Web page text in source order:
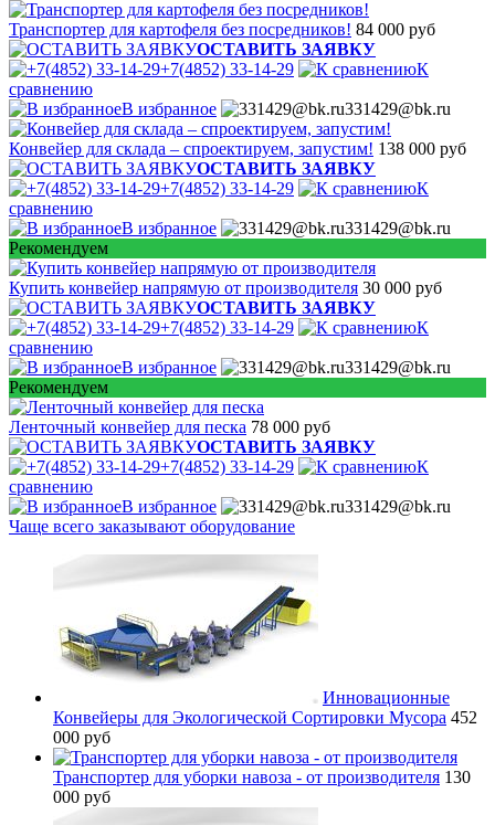
Транспортер для картофеля без посредников! 84 000 руб
ОСТАВИТЬ ЗАЯВКУ
+7(4852) 33-14-29
К
сравнению
В избранное
331429@bk.ru
Конвейер для склада – спроектируем, запустим! 138 000 руб
ОСТАВИТЬ ЗАЯВКУ
+7(4852) 33-14-29
К
сравнению
В избранное
331429@bk.ru
Рекомендуем
Купить конвейер напрямую от производителя 30 000 руб
ОСТАВИТЬ ЗАЯВКУ
+7(4852) 33-14-29
К
сравнению
В избранное
331429@bk.ru
Рекомендуем
Ленточный конвейер для песка 78 000 руб
ОСТАВИТЬ ЗАЯВКУ
+7(4852) 33-14-29
К
сравнению
В избранное
331429@bk.ru
Чаще всего заказывают оборудование
Инновационные
Конвейеры для Экологической Сортировки Мусора 452
000 руб
Транспортер для уборки навоза - от производителя 130
000 руб